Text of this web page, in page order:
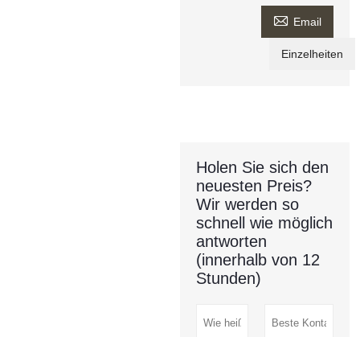
 Email
Einzelheiten
Holen Sie sich den
neuesten Preis?
Wir werden so
schnell wie möglich
antworten
(innerhalb von 12
Stunden)